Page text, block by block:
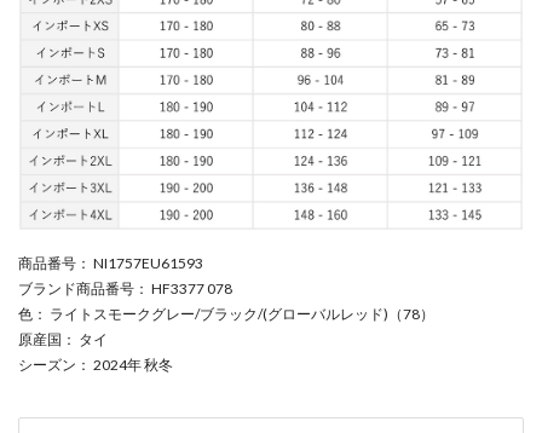
商品番号 ： NI1757EU61593
ブランド商品番号 ： HF3377 078
色 ： ライトスモークグレー/ブラック/(グローバルレッド)（78）
原産国 ： タイ
シーズン ： 2024年 秋冬